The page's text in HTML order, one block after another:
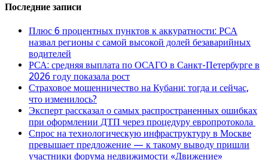
Последние записи
Плюс 6 процентных пунктов к аккуратности: РСА
назвал регионы с самой высокой долей безаварийных
водителей
РСА: средняя выплата по ОСАГО в Санкт-Петербурге в
2026 году показала рост
Страховое мошенничество на Кубани: тогда и сейчас,
что изменилось?
Эксперт рассказал о самых распространенных ошибках
при оформлении ДТП через процедуру европротокола
Спрос на технологическую инфраструктуру в Москве
превышает предложение — к такому выводу пришли
участники форума недвижимости «Движение»